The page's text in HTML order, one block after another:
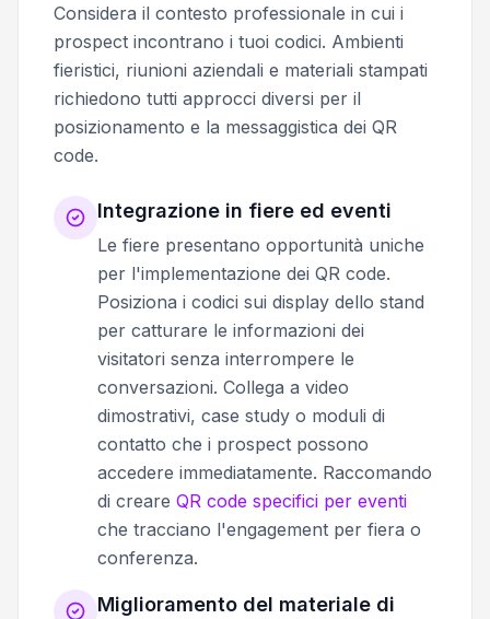
Considera il contesto professionale in cui i
prospect incontrano i tuoi codici. Ambienti
fieristici, riunioni aziendali e materiali stampati
richiedono tutti approcci diversi per il
posizionamento e la messaggistica dei QR
code.
Integrazione in fiere ed eventi
Le fiere presentano opportunità uniche
per l'implementazione dei QR code.
Posiziona i codici sui display dello stand
per catturare le informazioni dei
visitatori senza interrompere le
conversazioni. Collega a video
dimostrativi, case study o moduli di
contatto che i prospect possono
accedere immediatamente. Raccomando
di creare QR code specifici per eventi
che tracciano l'engagement per fiera o
conferenza.
Miglioramento del materiale di